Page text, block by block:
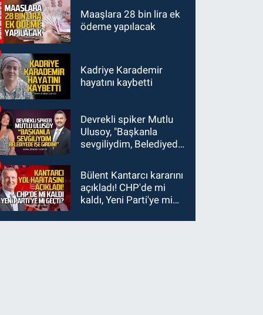
Tedavi altındalar
Maaşlara 28 bin lira ek
ödeme yapılacak
Kadriye Karademir
hayatını kaybetti
Devrekli spiker Mutlu
Ulusoy, "Başkanla
sevgiliydim, Belediyede
Bülent Kantarcı kararını
açıkladı! CHP'de mi
kaldı, Yeni Parti'ye mi